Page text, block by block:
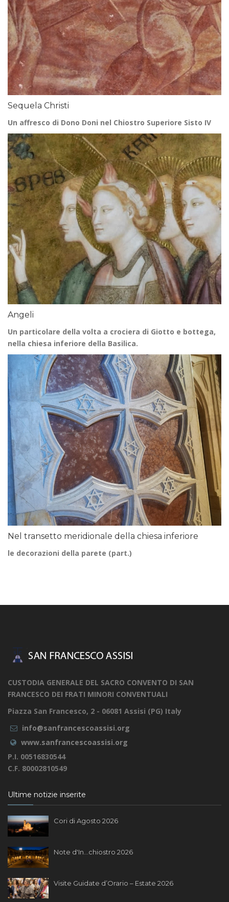
Sequela Christi
Un affresco di Dono Doni nel Chiostro Superiore Sisto IV
Angeli
Un particolare della volta a crociera di Giotto e bottega,
nella chiesa inferiore della Basilica.
Nel transetto meridionale della chiesa inferiore
le decorazioni della parete (part.)
CUSTODIA GENERALE DEL SACRO CONVENTO DI SAN
FRANCESCO DEI FRATI MINORI CONVENTUALI
Piazza San Francesco, 2 - 06081 Assisi (PG) Italy
info@sanfrancescoassisi.org
www.sanfrancescoassisi.org
P.I. 00516830544
C.F. 80002810549
Ultime notizie inserite
Cori di Agosto 2026
Note d'In...chiostro 2026
Visite Guidate d’Orario – Estate 2026